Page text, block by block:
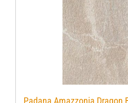
Padana Amazzonia Dragon